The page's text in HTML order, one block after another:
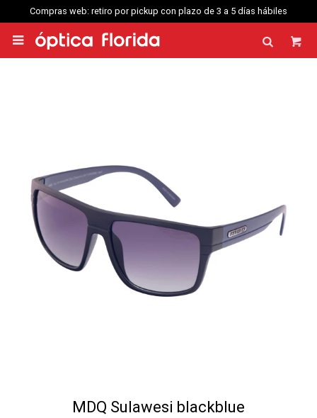
Compras web: retiro por pickup con plazo de 3 a 5 días hábiles

MDQ Sulawesi blackblue